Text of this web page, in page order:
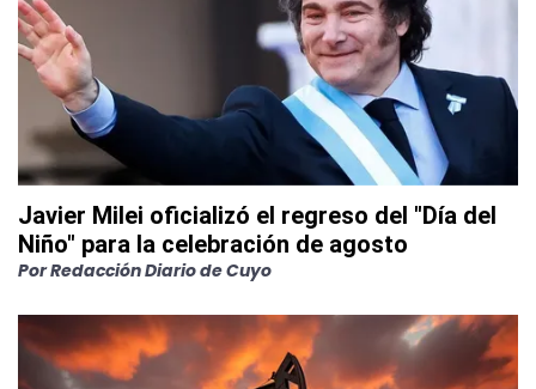
Javier Milei oficializó el regreso del "Día del
Niño" para la celebración de agosto
PorRedacción Diario de Cuyo